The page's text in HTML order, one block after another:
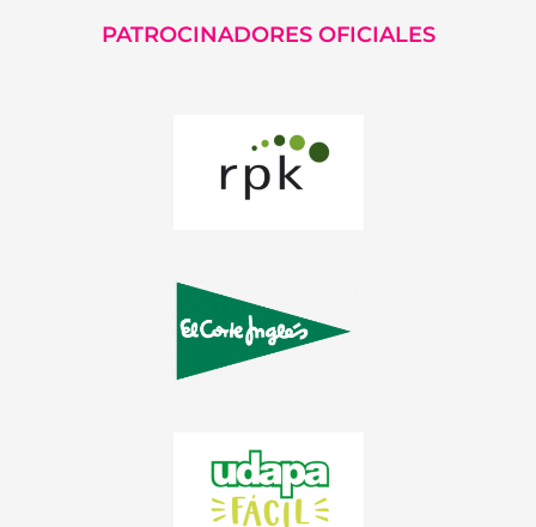
PATROCINADORES OFICIALES